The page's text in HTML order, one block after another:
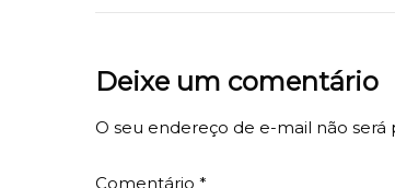
Deixe um comentário
O seu endereço de e-mail não será
Comentário *